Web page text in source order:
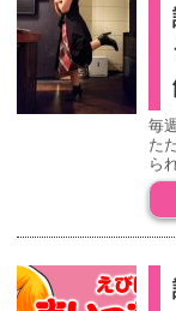
毎
た
ら